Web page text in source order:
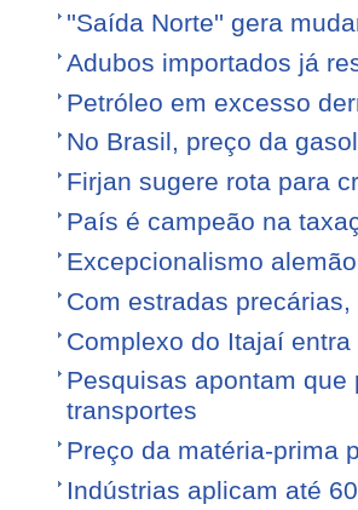
''Saída Norte'' gera
Adubos importados já
Petróleo em excesso
No Brasil, preço da
Firjan sugere rota para
País é campeão na
Excepcionalismo alemão
Com estradas
Complexo do Itajaí
Pesquisas apontam
transportes
Preço da matéria-prima
Indústrias aplicam até